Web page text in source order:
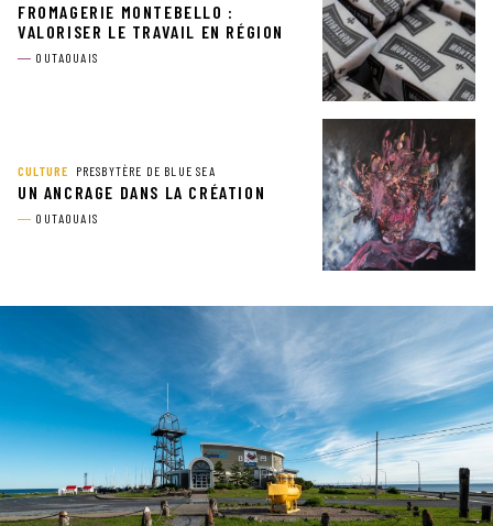
FROMAGERIE MONTEBELLO :
VALORISER LE TRAVAIL EN RÉGION
OUTAOUAIS
CULTURE PRESBYTÈRE DE BLUE SEA
UN ANCRAGE DANS LA CRÉATION
OUTAOUAIS